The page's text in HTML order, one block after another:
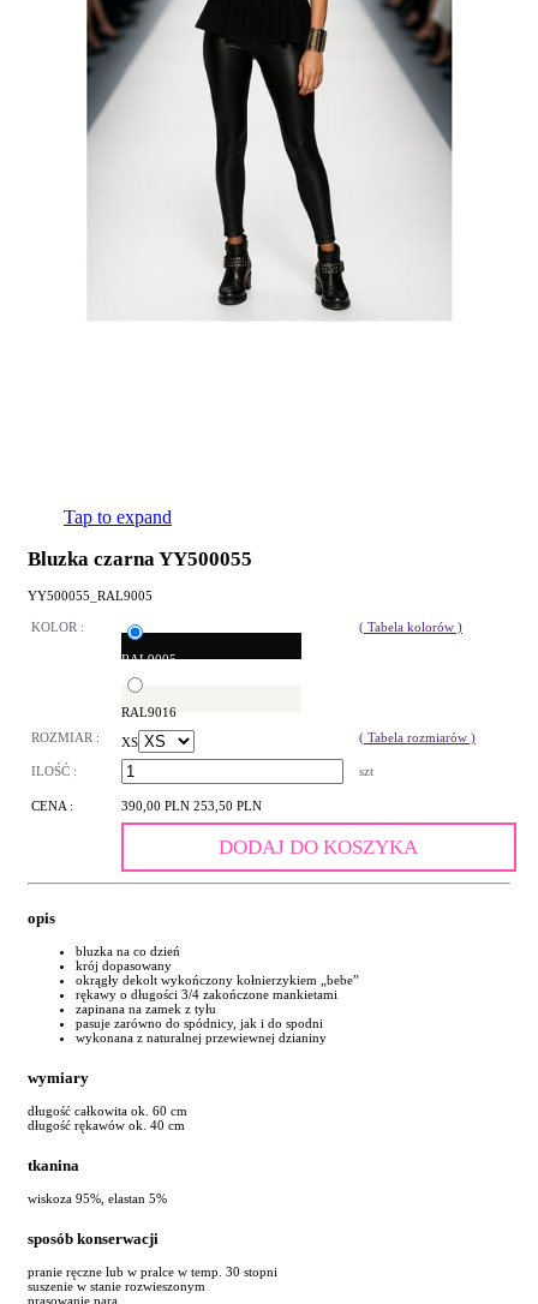
Tap to expand
Bluzka czarna YY500055
YY500055_RAL9005
KOLOR :
RAL9005
RAL9016
( Tabela kolorów )
ROZMIAR : XS ( Tabela rozmiarów )
ILOŚĆ : szt
CENA : 390,00 PLN 253,50 PLN
DODAJ DO KOSZYKA
opis
bluzka na co dzień
krój dopasowany
okrągły dekolt wykończony kołnierzykiem „bebe”
rękawy o długości 3/4 zakończone mankietami
zapinana na zamek z tyłu
pasuje zarówno do spódnicy, jak i do spodni
wykonana z naturalnej przewiewnej dzianiny
wymiary
długość całkowita ok. 60 cm
długość rękawów ok. 40 cm
tkanina
wiskoza 95%, elastan 5%
sposób konserwacji
pranie ręczne lub w pralce w temp. 30 stopni
suszenie w stanie rozwieszonym
prasowanie parą